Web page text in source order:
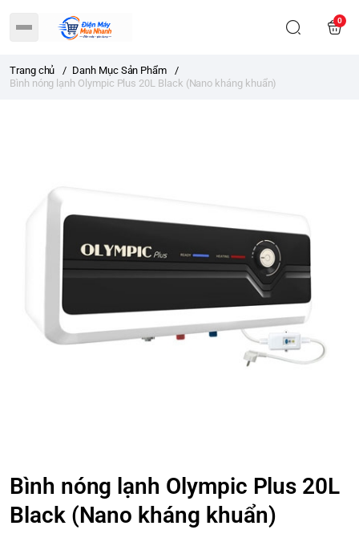
0
Trang chủ / Danh Mục Sản Phẩm
/
Bình nóng lạnh Olympic Plus 20L Black (Nano kháng khuẩn)
Bình nóng lạnh Olympic Plus 20L
Black (Nano kháng khuẩn)